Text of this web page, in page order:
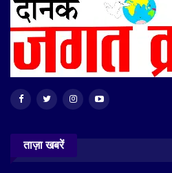
ताज़ा खबरें